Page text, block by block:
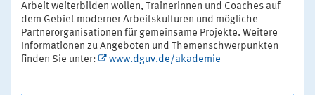
Arbeit weiterbilden wollen, Trainerinnen und Coaches auf
dem Gebiet moderner Arbeitskulturen und mögliche
Partnerorganisationen für gemeinsame Projekte. Weitere
Informationen zu Angeboten und Themenschwerpunkten
finden Sie unter:
www.dguv.de/akademie